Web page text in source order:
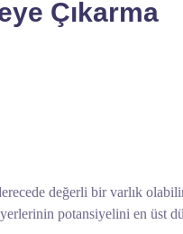
Çıkarma
değerli bir varlık
potansiyelini en üst